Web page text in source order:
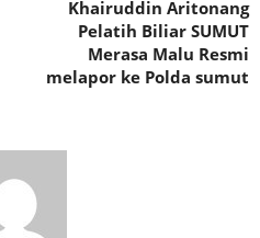
Khairuddin Aritonang
Pelatih Biliar SUMUT
Merasa Malu Resmi
melapor ke Polda sumut